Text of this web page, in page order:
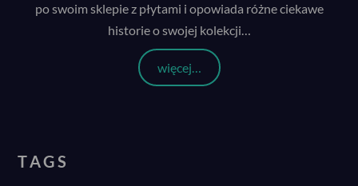
po swoim sklepie z płytami i opowiada różne ciekawe
historie o swojej kolekcji…
więcej…
TAGS